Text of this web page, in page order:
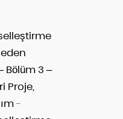
Bölüm 3 –
Proje,
-